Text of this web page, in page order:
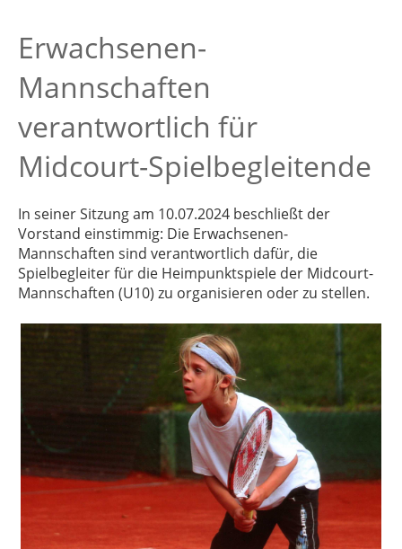
Erwachsenen-
Mannschaften
verantwortlich für
Midcourt-Spielbegleitende
In seiner Sitzung am 10.07.2024 beschließt der
Vorstand einstimmig: Die Erwachsenen-
Mannschaften sind verantwortlich dafür, die
Spielbegleiter für die Heimpunktspiele der Midcourt-
Mannschaften (U10) zu organisieren oder zu stellen.